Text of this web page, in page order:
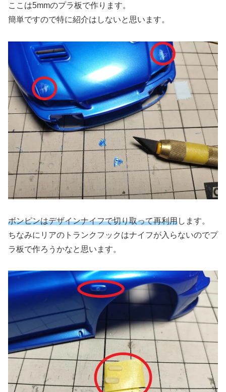
ここは5mmのプラ板で作ります。
簡単ですので特に紹介はしないと思います。
ボンピンはデザインナイフで切り取って再利用します。
ちなみにリアのトランクフックはナイフが入らないのでプ
ラ板で作ろうかなと思います。